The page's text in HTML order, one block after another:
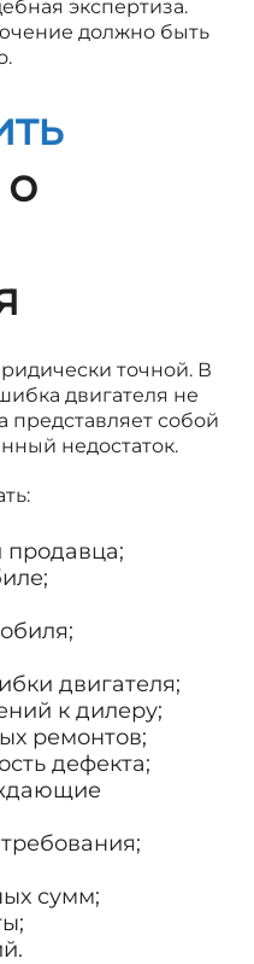
экспертиза.
должно быть
о
точной. В
двигателя не
представляет собой
недостаток.
продавца;
двигателя;
к дилеру;
ремонтов;
дефекта;
сумм;